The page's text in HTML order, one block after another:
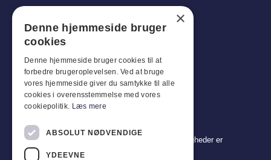
E-mail: vb@viggobendz.dk
Quicklinks
Persondatapolitik
Salgs- og leveringsbetingelser
Copyright 2024 © Viggo Bendz. Alle rettigheder er
×
Denne hjemmeside bruger
cookies
Denne hjemmeside bruger cookies til at
forbedre brugeroplevelsen. Ved at bruge
vores hjemmeside giver du samtykke til alle
cookies i overensstemmelse med vores
cookiepolitik. Læs mere
ABSOLUT NØDVENDIGE
YDEEVNE